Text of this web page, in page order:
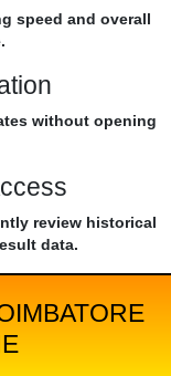
speed and overall
without opening
review historical
data.